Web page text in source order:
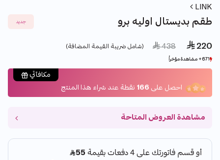
LINK
طقم بديستال اوليه برو جديد
 220
Price reduced from
 438
to (شامل ضريبة القيمة المضافة)
671+ مشاهدة مؤخراً
420+ بيع مؤخراً
671+ مشاهدة مؤخراً
420+ بيع مؤخراً
مكافآتي
احصل على 166 نقطة عند شراء هذا المنتج
مشاهدة العروض المتاحة